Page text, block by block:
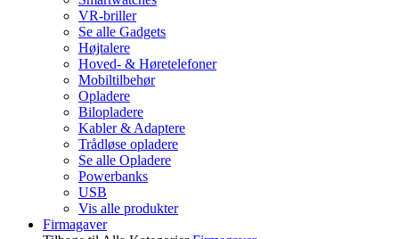
VR-briller
Se alle Gadgets
Højtalere
Hoved- & Høretelefoner
Mobiltilbehør
Opladere
Bilopladere
Kabler & Adaptere
Trådløse opladere
Se alle Opladere
Powerbanks
USB
Vis alle produkter
Firmagaver